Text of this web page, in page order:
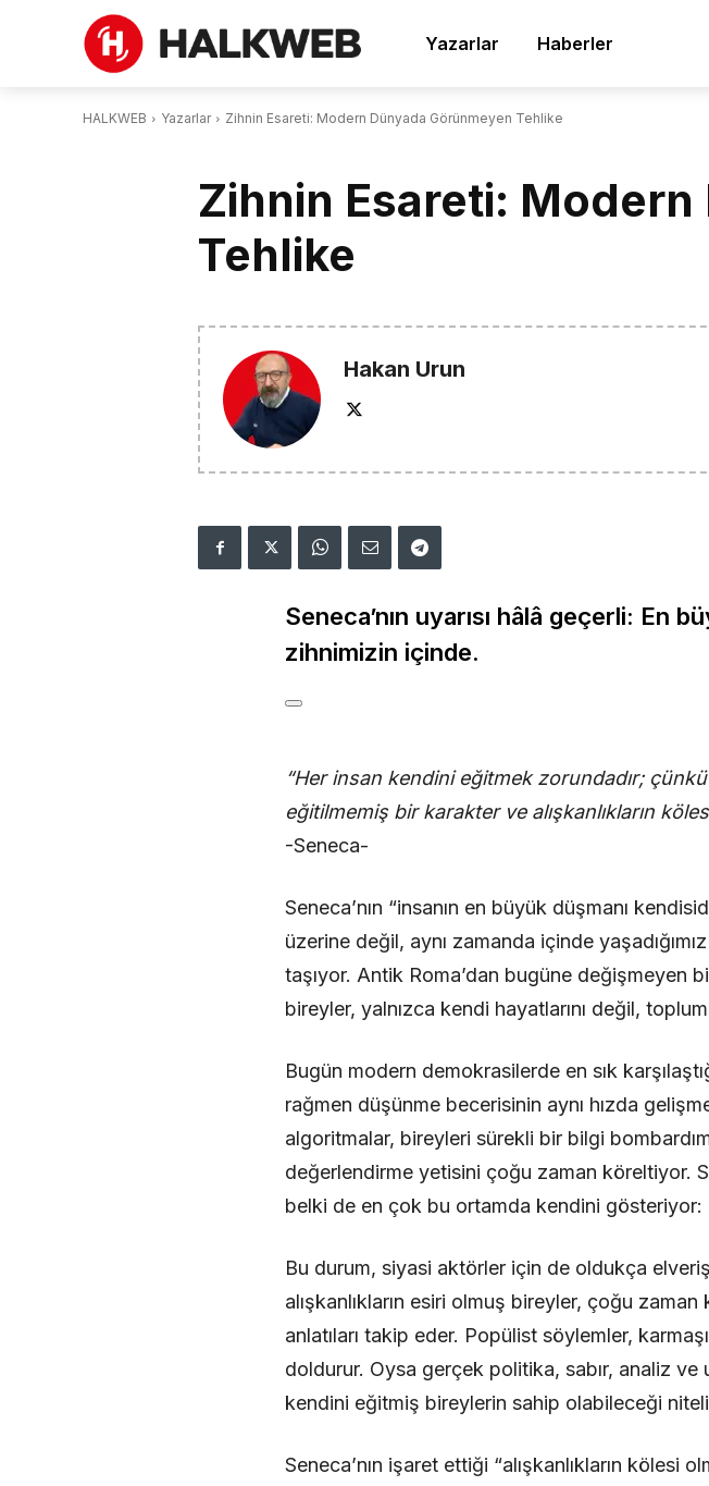
Yazarlar Haberler
HALKWEB Yazarlar Zihnin Esareti: Modern Dünyada Görünmeyen Tehlike
Zihnin Esareti:
Tehlike
Hakan Urun
Seneca’nın uyarısı hâlâ geçerli: En
zihnimizin içinde.
“Her insan kendini eğitmek zorundadır;
eğitilmemiş bir karakter ve alışkanlıkların
-Seneca-
Seneca’nın “insanın en büyük düşmanı
üzerine değil, aynı zamanda içinde
taşıyor. Antik Roma’dan bugüne değişmeyen
bireyler, yalnızca kendi hayatlarını değil,
Bugün modern demokrasilerde en sık
rağmen düşünme becerisinin aynı hızda
algoritmalar, bireyleri sürekli bir bilgi
değerlendirme yetisini çoğu zaman köreltiyor.
belki de en çok bu ortamda kendini gösteriyor:
Bu durum, siyasi aktörler için de oldukça
alışkanlıkların esiri olmuş bireyler, çoğu
anlatıları takip eder. Popülist söylemler,
doldurur. Oysa gerçek politika, sabır, analiz
kendini eğitmiş bireylerin sahip olabileceği
Seneca’nın işaret ettiği “alışkanlıkların kölesi